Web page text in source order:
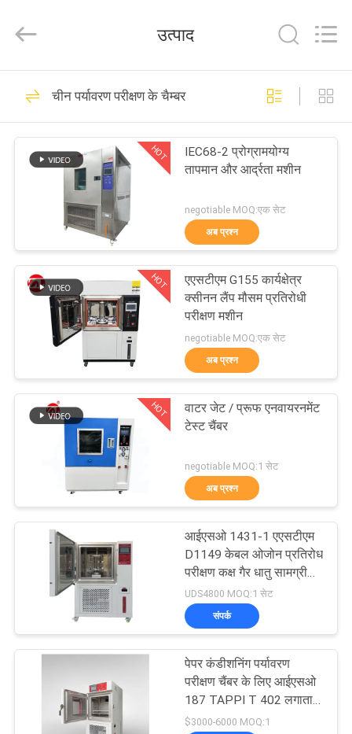
उत्पादों
बारे
कारखाना
गुणवत्ता
नियंत्रण
संपर्क
करें
समाचार
एक
उद्धरण
Technology
Rights
रबर परीक्षण मशीन
268
वल्केनाइजिंग प्रेस मशीन
43
दो रोल मिल
यूनिवर्सल परीक्षण मशीन
उत्पाद
चीन पर्यावरण परीक्षण के चैम्बर
HOT
IEC68-2 प्रोग्रामयोग्य
तापमान और आर्द्रता मशीन
negotiable MOQ:एक सेट
अब प्रश्न
HOT
एएसटीएम G155 कार्यक्षेत्र
क्सीनन लैंप मौसम प्रतिरोधी
परीक्षण मशीन
negotiable MOQ:एक सेट
अब प्रश्न
HOT
वाटर जेट / प्रूफ एनवायरनमेंट
टेस्ट चैंबर
negotiable MOQ:1 सेट
अब प्रश्न
आईएसओ 1431-1 एएसटीएम
D1149 केबल ओजोन प्रतिरोध
परीक्षण कक्ष गैर धातु सामग्री
उम्र बढ़ने परीक्षक
UDS4800 MOQ:1 सेट
संपर्क
पेपर कंडीशनिंग पर्यावरण
परीक्षण चैंबर के लिए आईएसओ
187 TAPPI T 402 लगातार
तापमान आर्द्रता चैंबर
$3000-6000 MOQ:1